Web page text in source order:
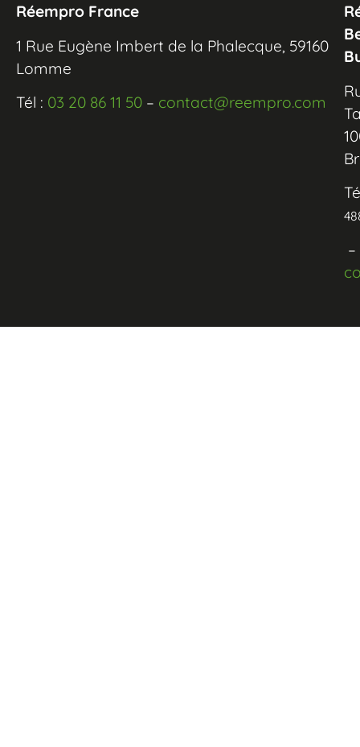
Réempro France
1 Rue Eugène Imbert de la Phalecque, 59160
Lomme
Tél : 03 20 86 11 50 – contact@reempro.com
–